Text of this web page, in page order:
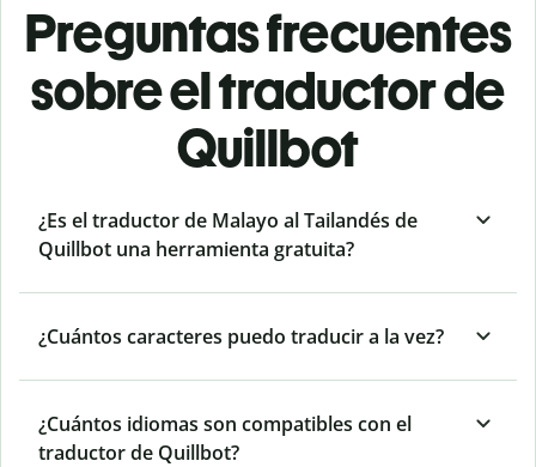
Preguntas frecuentes
sobre el traductor de
Quillbot
¿Es el traductor de Malayo al Tailandés de
Quillbot una herramienta gratuita?
¿Cuántos caracteres puedo traducir a la vez?
¿Cuántos idiomas son compatibles con el
traductor de Quillbot?